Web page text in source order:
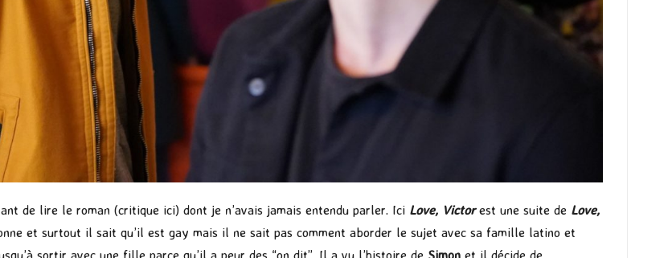
de lire le roman (critique ici) dont je n’avais jamais entendu parler. Ici Love, Victorest une suite de Love,
et surtout il sait qu’il est gay mais il ne sait pas comment aborder le sujet avec sa famille latino et